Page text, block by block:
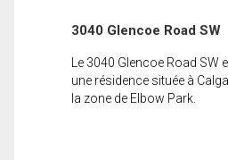
3040 Glencoe Road SW
Le 3040 Glencoe Road SW
une résidence située à
la zone de Elbow Park.